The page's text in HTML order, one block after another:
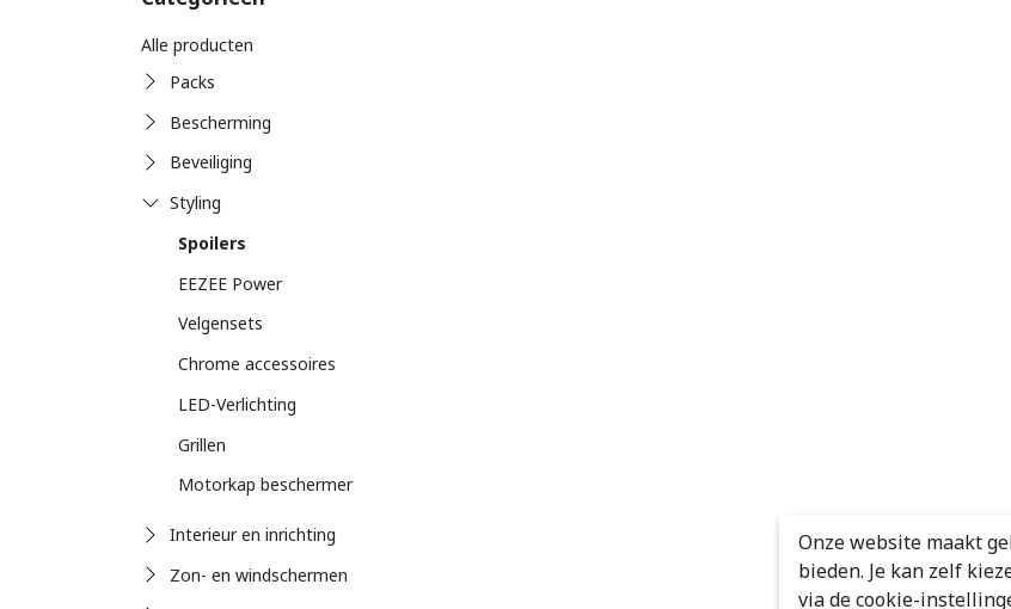
Alle producten
Packs
Bescherming
Beveiliging
Styling
Spoilers
EEZEE Power
Velgensets
Chrome accessoires
LED-Verlichting
Grillen
Motorkap beschermer
Interieur en inrichting
Zon- en windschermen
Onze website maakt
bieden. Je kan zelf
via de cookie-